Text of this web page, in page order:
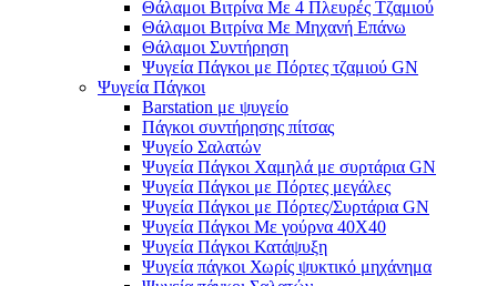
Θάλαμοι Βιτρίνα Με 4 Πλευρές Τζαμιού
Θάλαμοι Βιτρίνα Με Μηχανή Επάνω
Θάλαμοι Συντήρηση
Ψυγεία Πάγκοι με Πόρτες τζαμιού GN
Ψυγεία Πάγκοι
Barstation με ψυγείο
Πάγκοι συντήρησης πίτσας
Ψυγείο Σαλατών
Ψυγεία Πάγκοι Χαμηλά με συρτάρια GN
Ψυγεία Πάγκοι με Πόρτες μεγάλες
Ψυγεία Πάγκοι με Πόρτες/Συρτάρια GN
Ψυγεία Πάγκοι Με γούρνα 40Χ40
Ψυγεία Πάγκοι Κατάψυξη
Ψυγεία πάγκοι Χωρίς ψυκτικό μηχάνημα